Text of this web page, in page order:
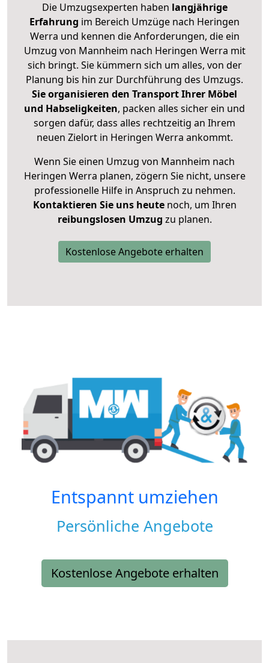
Die Umzugsexperten haben langjährige
Erfahrung im Bereich Umzüge nach Heringen
Werra und kennen die Anforderungen, die ein
Umzug von Mannheim nach Heringen Werra mit
sich bringt. Sie kümmern sich um alles, von der
Planung bis hin zur Durchführung des Umzugs.
Sie organisieren den Transport Ihrer Möbel
und Habseligkeiten, packen alles sicher ein und
sorgen dafür, dass alles rechtzeitig an Ihrem
neuen Zielort in Heringen Werra ankommt.
Wenn Sie einen Umzug von Mannheim nach
Heringen Werra planen, zögern Sie nicht, unsere
professionelle Hilfe in Anspruch zu nehmen.
Kontaktieren Sie uns heutenoch, um Ihren
reibungslosen Umzug zu planen.
Kostenlose Angebote erhalten
Entspannt umziehen
Persönliche Angebote
Kostenlose Angebote erhalten